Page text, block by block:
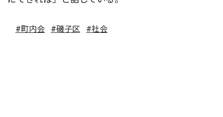
#町内会 #磯子区 #社会